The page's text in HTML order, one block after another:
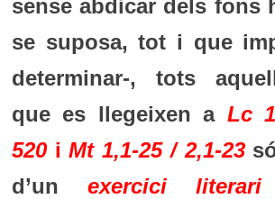
sense abdicar dels fons
se suposa, tot i que
determinar-, tots
que es llegeixen a Lc
520iMt 1,1-25 / 2,1-23
d’un exercici literari